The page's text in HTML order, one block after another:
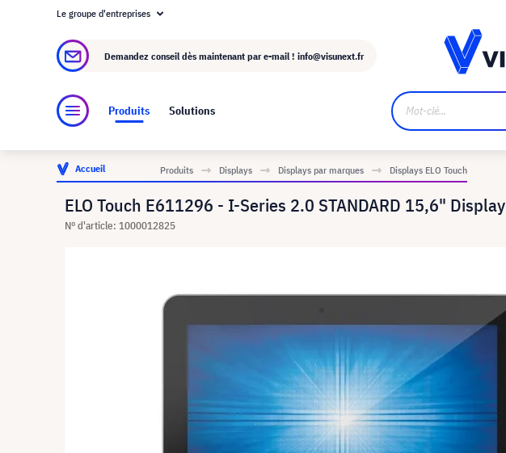
À propos de visunext.fr
Le groupe d'entreprises
Demandez conseil dès maintenant par e-mail ! info@visunext.fr
Produits Solutions
Accueil Produits Displays Displays par marques Displays ELO Touch
ELO Touch E611296 - I-Series 2.0 STANDARD 15,6" Display
N° d'article: 1000012825